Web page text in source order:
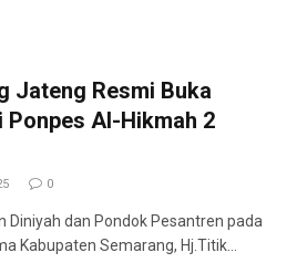
Jateng Resmi Buka
Ponpes Al-Hikmah 2
0
Diniyah dan Pondok Pesantren pada
Kabupaten Semarang, Hj.Titik…